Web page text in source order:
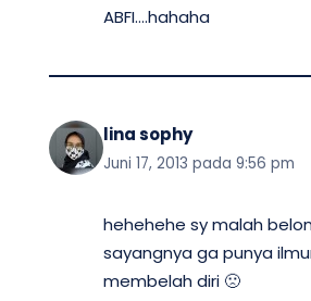
ABFI….hahaha
lina sophy
Juni 17, 2013 pada 9:56 pm
hehehehe sy malah
sayangnya ga punya
membelah diri 🙁